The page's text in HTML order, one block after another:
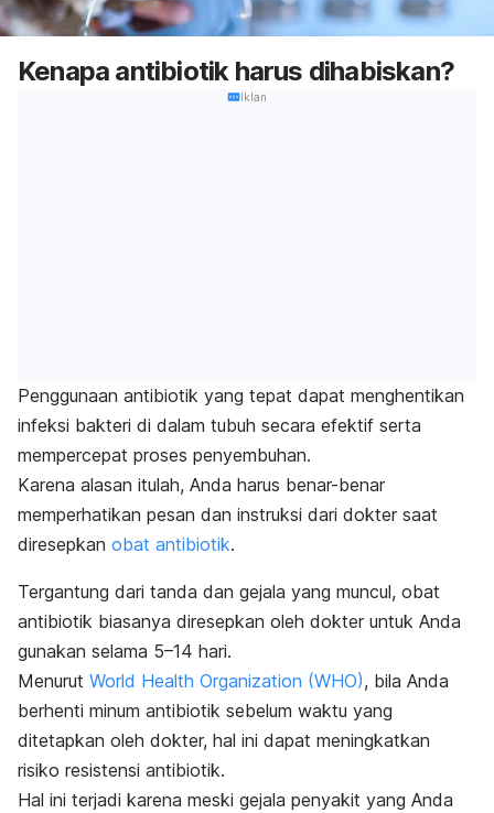
Kenapa antibiotik harus dihabiskan?
Iklan
Penggunaan antibiotik yang tepat dapat menghentikan
infeksi bakteri di dalam tubuh secara efektif serta
mempercepat proses penyembuhan.
Karena alasan itulah, Anda harus benar-benar
memperhatikan pesan dan instruksi dari dokter saat
diresepkan obat antibiotik.
Tergantung dari tanda dan gejala yang muncul, obat
antibiotik biasanya diresepkan oleh dokter untuk Anda
gunakan selama 5–14 hari.
Menurut World Health Organization (WHO), bila Anda
berhenti minum antibiotik sebelum waktu yang
ditetapkan oleh dokter, hal ini dapat meningkatkan
risiko resistensi antibiotik.
Hal ini terjadi karena meski gejala penyakit yang Anda